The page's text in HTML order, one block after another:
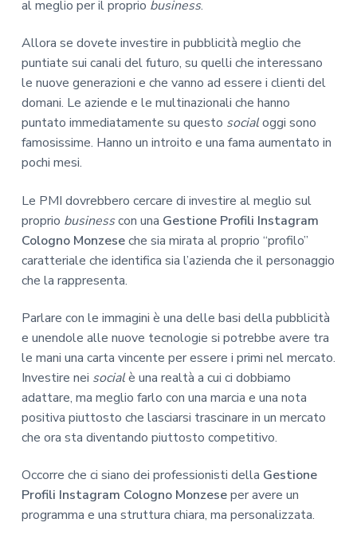
al meglio per il proprio business.
Allora se dovete investire in pubblicità meglio che
puntiate sui canali del futuro, su quelli che interessano
le nuove generazioni e che vanno ad essere i clienti del
domani. Le aziende e le multinazionali che hanno
puntato immediatamente su questo socialoggi sono
famosissime. Hanno un introito e una fama aumentato in
pochi mesi.
Le PMI dovrebbero cercare di investire al meglio sul
proprio businesscon una Gestione Profili Instagram
Cologno Monzeseche sia mirata al proprio “profilo”
caratteriale che identifica sia l’azienda che il personaggio
che la rappresenta.
Parlare con le immagini è una delle basi della pubblicità
e unendole alle nuove tecnologie si potrebbe avere tra
le mani una carta vincente per essere i primi nel mercato.
Investire nei socialè una realtà a cui ci dobbiamo
adattare, ma meglio farlo con una marcia e una nota
positiva piuttosto che lasciarsi trascinare in un mercato
che ora sta diventando piuttosto competitivo.
Occorre che ci siano dei professionisti della Gestione
Profili Instagram Cologno Monzeseper avere un
programma e una struttura chiara, ma personalizzata.